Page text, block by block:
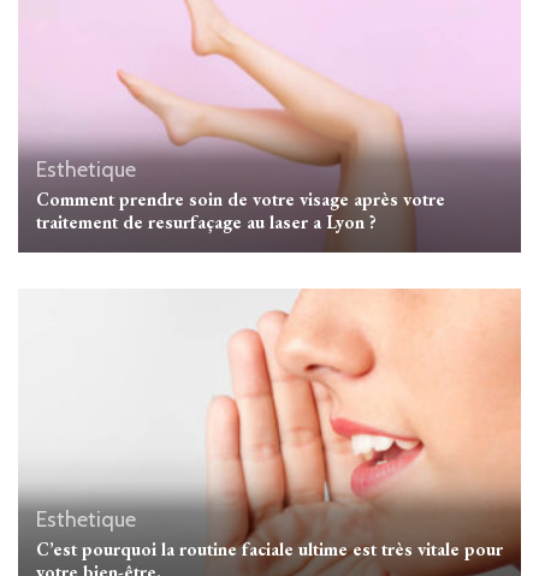
Esthetique
Comment prendre soin de votre visage après votre
traitement de resurfaçage au laser a Lyon ?
Esthetique
C’est pourquoi la routine faciale ultime est très vitale pour